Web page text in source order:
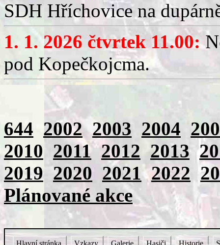
SDH Hříchovice na
1. 1. 2026 čtvrtek 11.00:
pod Kopečkojcma.
644 2002 2003 2004
2010 2011 2012 2013
2019 2020 2021 2022
Plánované akce
Hlavní stránka Vzkazy Galerie Hasiči Historie